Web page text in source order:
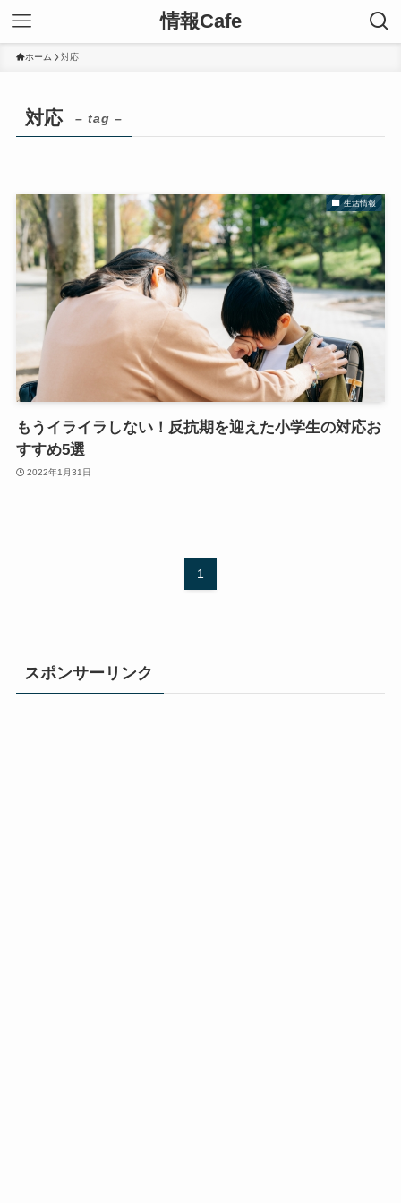
情報Cafe
ホーム 対応
対応 – tag –
生活情報
もうイライラしない！反抗期を迎えた小学生の対応お
すすめ5選
2022年1月31日
1
スポンサーリンク